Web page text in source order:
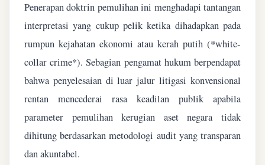
Penerapan doktrin pemulihan ini menghadapi tantangan
interpretasi yang cukup pelik ketika dihadapkan pada
rumpun kejahatan ekonomi atau kerah putih (*white-
collar crime*). Sebagian pengamat hukum berpendapat
bahwa penyelesaian di luar jalur litigasi konvensional
rentan mencederai rasa keadilan publik apabila
parameter pemulihan kerugian aset negara tidak
dihitung berdasarkan metodologi audit yang transparan
dan akuntabel.